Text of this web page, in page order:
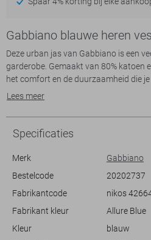
Gabbiano blauwe heren
Deze urban jas van Gabbiano is een
garderobe. Gemaakt van 80% katoen
het comfort en de duurzaamheid die
maakt het perfect voor dagelijks
lichtblauwe kleur en de structurele
Met handige steekzakken en
als stijlvol.
De Gabbiano jas is ideaal voor
gelegenheid. De lange mouwen en
uitstekende keuze voor de koelere
een jeans en sneakers voor een
jas voegt een eigentijdse touch toe
Lees meer
Specificaties
Merk
Gabbiano
Bestelcode
20202737
Fabrikantcode
nikos
Fabrikant kleur
Allure Blue
Kleur
blauw